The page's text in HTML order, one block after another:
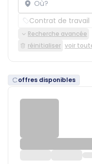
Contrat de travail
Recherche avancée
réinitialiser voir
offres disponibles